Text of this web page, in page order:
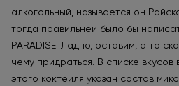
алкогольный, называется он
тогда правильней было бы
PARADISE. Ладно, оставим, а то
чему придраться. В списке вкусов
этого коктейля указан состав